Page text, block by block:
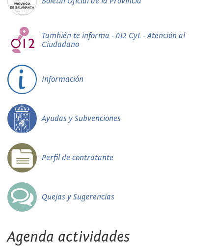
También te informa - 012 CyL - Atención al
Ciudadano
Información
Ayudas y Subvenciones
Perfil de contratante
Quejas y Sugerencias
Agenda actividades